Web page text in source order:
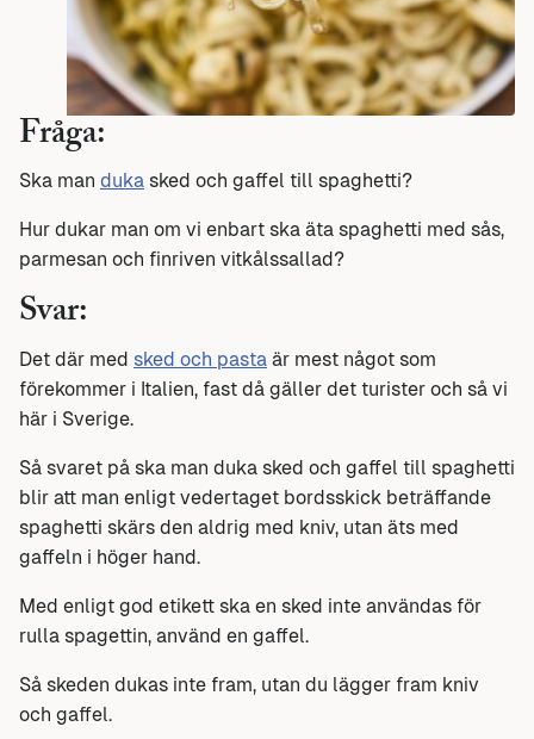
Fråga:
Ska man duka sked och gaffel till spaghetti?
Hur dukar man om vi enbart ska äta spaghetti med sås,
parmesan och finriven vitkålssallad?
Svar:
Det där med sked och pasta är mest något som
förekommer i Italien, fast då gäller det turister och så vi
här i Sverige.
Så svaret på ska man duka sked och gaffel till spaghetti
blir att man enligt vedertaget bordsskick beträffande
spaghetti skärs den aldrig med kniv, utan äts med
gaffeln i höger hand.
Med enligt god etikett ska en sked inte användas för
rulla spagettin, använd en gaffel.
Så skeden dukas inte fram, utan du lägger fram kniv
och gaffel.